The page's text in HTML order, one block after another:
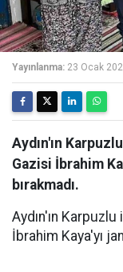
Yayınlanma: 23 Ocak
Aydın'ın
Gazisi İbrahim
bırakmadı.
Aydın'ın
İbrahim Kaya'yı